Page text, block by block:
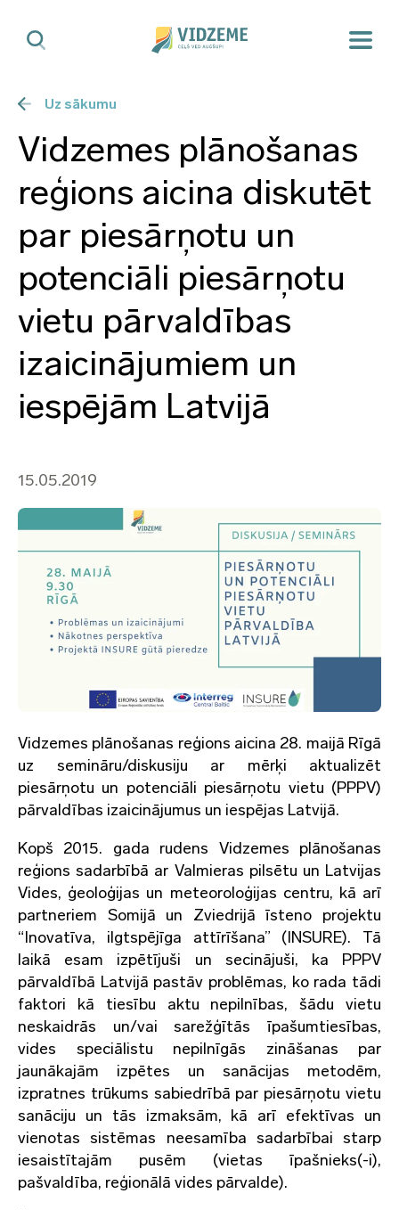
Uz sākumu
Vidzemes plānošanas
reģions aicina diskutēt
par piesārņotu un
potenciāli piesārņotu
vietu pārvaldības
izaicinājumiem un
iespējām Latvijā
15.05.2019
Vidzemes plānošanas reģions aicina 28. maijā Rīgā
uz semināru/diskusiju ar mērķi aktualizēt
piesārņotu un potenciāli piesārņotu vietu (PPPV)
pārvaldības izaicinājumus un iespējas Latvijā.
Kopš 2015. gada rudens Vidzemes plānošanas
reģions sadarbībā ar Valmieras pilsētu un Latvijas
Vides, ģeoloģijas un meteoroloģijas centru, kā arī
partneriem Somijā un Zviedrijā īsteno projektu
“Inovatīva, ilgtspējīga attīrīšana” (INSURE). Tā
laikā esam izpētījuši un secinājuši, ka PPPV
pārvaldībā Latvijā pastāv problēmas, ko rada tādi
faktori kā tiesību aktu nepilnības, šādu vietu
neskaidrās un/vai sarežģītās īpašumtiesības,
vides speciālistu nepilnīgās zināšanas par
jaunākajām izpētes un sanācijas metodēm,
izpratnes trūkums sabiedrībā par piesārņotu vietu
sanāciju un tās izmaksām, kā arī efektīvas un
vienotas sistēmas neesamība sadarbībai starp
iesaistītajām pusēm (vietas īpašnieks(-i),
pašvaldība, reģionālā vides pārvalde).